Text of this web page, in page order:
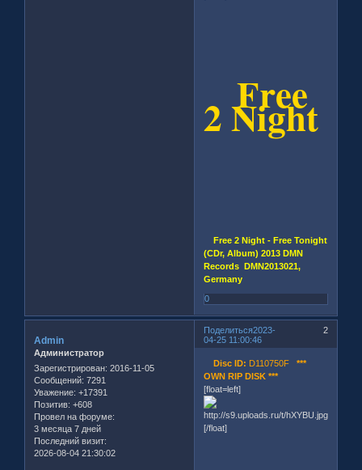
Free
2 Night
Free 2 Night - Free Tonight
(CDr, Album) 2013 DMN
Records DMN2013021,
Germany
0
Поделиться 2
2023-
04-25 11:00:46
Admin
Администратор
Зарегистрирован: 2016-11-05
Сообщений: 7291
Уважение: +17391
Позитив: +608
Провел на форуме:
3 месяца 7 дней
Последний визит:
2026-08-04 21:30:02
Disc ID: D110750F***
OWN RIP DISK ***
[float=left]
[/float]